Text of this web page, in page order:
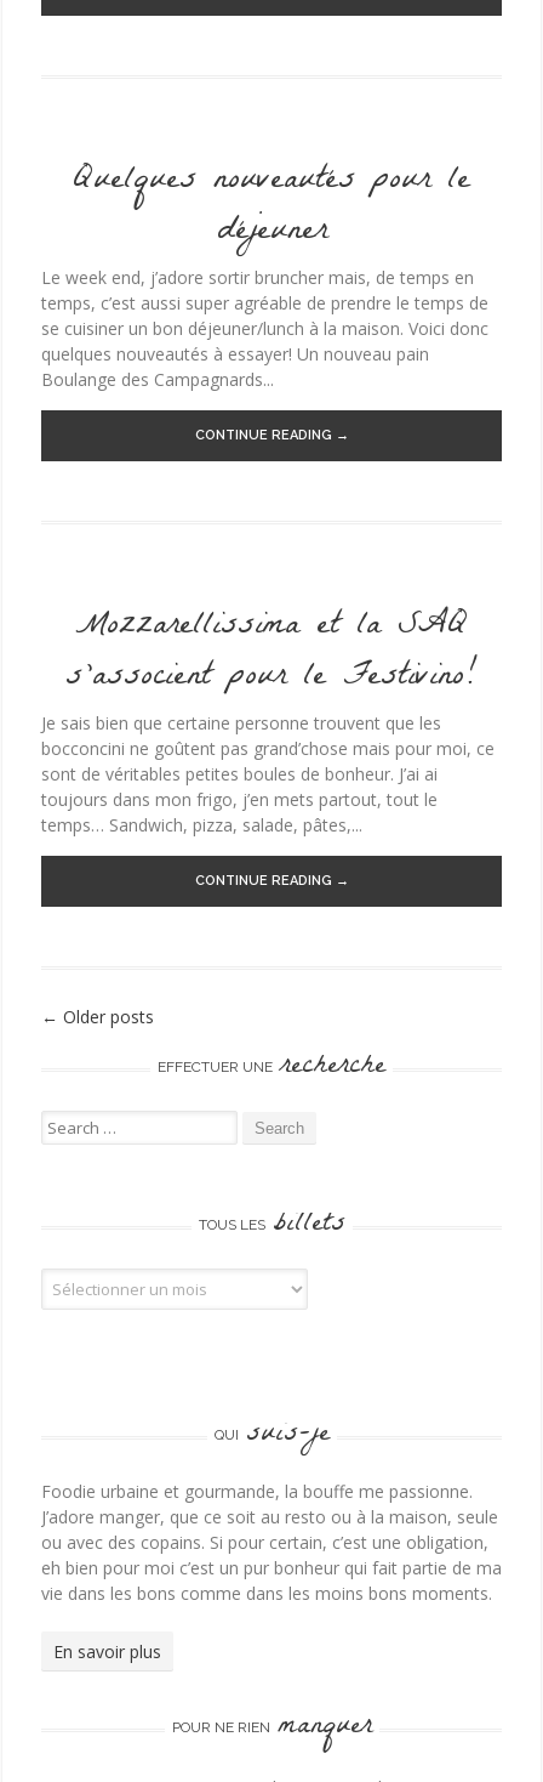
Quelques nouveautés pour le
déjeuner
Le week end, j’adore sortir bruncher mais, de temps en
temps, c’est aussi super agréable de prendre le temps de
se cuisiner un bon déjeuner/lunch à la maison. Voici donc
quelques nouveautés à essayer! Un nouveau pain
Boulange des Campagnards...
CONTINUE READING →
Mozzarellissima et la SAQ
s’associent pour le Festivino!
Je sais bien que certaine personne trouvent que les
bocconcini ne goûtent pas grand’chose mais pour moi, ce
sont de véritables petites boules de bonheur. J’ai ai
toujours dans mon frigo, j’en mets partout, tout le
temps… Sandwich, pizza, salade, pâtes,...
CONTINUE READING →
Post navigation
← Older posts
EFFECTUER UNE recherche
Search for:
TOUS LES billets
Tous les billets
QUI suis-je
Foodie urbaine et gourmande, la bouffe me passionne.
J’adore manger, que ce soit au resto ou à la maison, seule
ou avec des copains. Si pour certain, c’est une obligation,
eh bien pour moi c’est un pur bonheur qui fait partie de ma
vie dans les bons comme dans les moins bons moments.
En savoir plus
POUR NE RIEN manquer